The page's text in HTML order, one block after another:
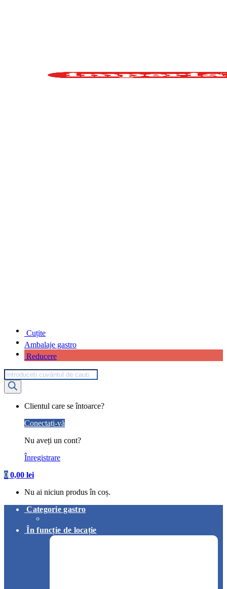
Cuțite
Ambalaje gastro
Reducere
Products
search
Clientul care se întoarce?
Conectați-vă
Nu aveți un cont?
Înregistrare
0 0,00 lei
Nu ai niciun produs în coș.
Categorie gastro
În funcție de locație